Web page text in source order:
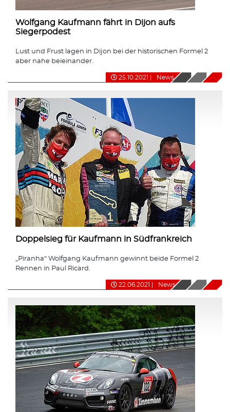
Wolfgang Kaufmann fährt in Dijon aufs
Siegerpodest
Lust und Frust lagen in Dijon bei der historischen Formel 2
aber nahe beieinander.
25.10.2021 News
Doppelsieg für Kaufmann in Südfrankreich
„Piranha“ Wolfgang Kaufmann gewinnt beide Formel 2
Rennen in Paul Ricard.
22.06.2021 News